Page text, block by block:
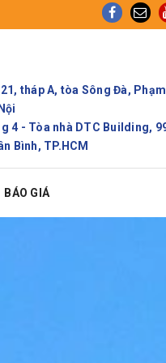
cont chính ngạch
tháp A, tòa Sông Đà,
4 - Tòa nhà DTC Building,
Bình, TP.HCM
BÁO GIÁ